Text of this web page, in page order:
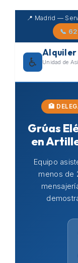
Skip
content
📍 Madrid —
📞
♿ Unidad de
🏥
Grúas
en
Equipo
menos de